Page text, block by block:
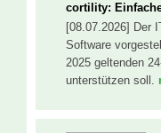
cortility:
[08.07.2026] Der
Software
2025 geltenden
unterstützen soll.